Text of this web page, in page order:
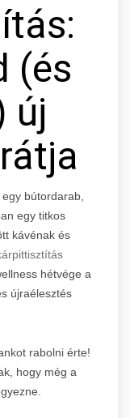
(és
új
bútordarab,
egy titkos
kávénak és
hétvége a
újraélesztés
rabolni érte!
hogy még a